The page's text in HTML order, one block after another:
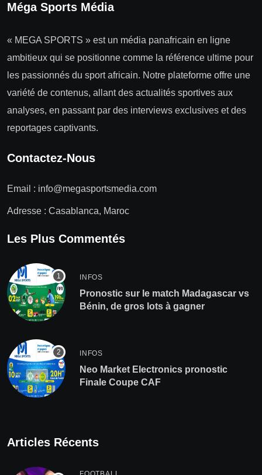
Méga Sports Média
« MEGA SPORTS » est un média panafricain en ligne
ambitieux qui se positionne comme la référence ultime pour
les passionnés du sport africain. Notre plateforme offre une
variété de contenus, allant des actualités sportives aux
analyses, en passant par des interviews exclusives et des
reportages captivants.
Contactez-Nous
Email : info@megasportsmedia.com
Adresse : Casablanca, Maroc
Les Plus Commentés
INFOS
Pronostic sur le match Madagascar vs
Bénin, de gros lots à gagner
INFOS
Neo Market Electronics pronostic
Finale Coupe CAF
Articles Récents